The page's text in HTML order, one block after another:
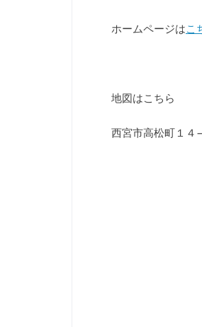
ホームページはこ
地図はこちら
西宮市高松町１４